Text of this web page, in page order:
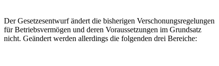
Der Gesetzesentwurf ändert die bisherigen Verschonungsregelungen
für Betriebsvermögen und deren Voraussetzungen im Grundsatz
nicht. Geändert werden allerdings die folgenden drei Bereiche: